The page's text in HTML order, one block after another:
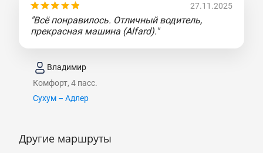
27.11.2025
"Всё понравилось. Отличный водитель,
прекрасная машина (Alfard)."
Владимир
Комфорт, 4 пасс.
Сухум – Адлер
Другие маршруты